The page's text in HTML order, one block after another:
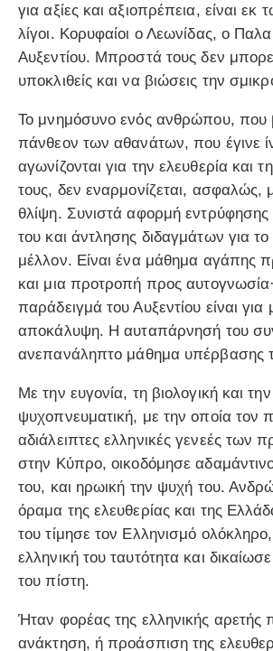
για αξίες και αξιοπρέπεια, είναι
λίγοι. Κορυφαίοι ο Λεωνίδας, ο
Αυξεντίου. Μπροστά τους δεν
υποκλιθείς και να βιώσεις την
Το μνημόσυνο ενός ανθρώπου, που
πάνθεον των αθανάτων, που έγινε
αγωνίζονται για την ελευθερία και
τους, δεν εναρμονίζεται, ασφαλώς,
θλίψη. Συνιστά αφορμή
του και άντλησης διδαγμάτων για
μέλλον. Είναι ένα μάθημα αγάπης
και μια προτροπή προς
παράδειγμά του Αυξεντίου είναι
αποκάλυψη. Η αυταπάρνησή του
ανεπανάληπτο μάθημα υπέρβασης
Με την ευγονία, τη βιολογική και την
ψυχοπνευματική, με την οποία τον
αδιάλειπτες ελληνικές γενεές των
στην Κύπρο, οικοδόμησε
του, και ηρωική την ψυχή του.
όραμα της ελευθερίας και της
του τίμησε τον Ελληνισμό
ελληνική του ταυτότητα και
του πίστη.
Ήταν φορέας της ελληνικής αρετής
ανάκτηση, ή προάσπιση της